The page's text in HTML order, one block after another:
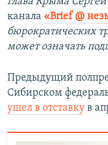
канала «Brief @
бюрократических
может означать
Предыдущий
Сибирском
ушел в отставку в